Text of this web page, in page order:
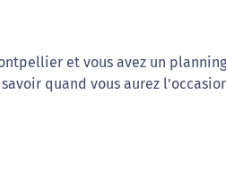
et vous avez un
quand vous aurez